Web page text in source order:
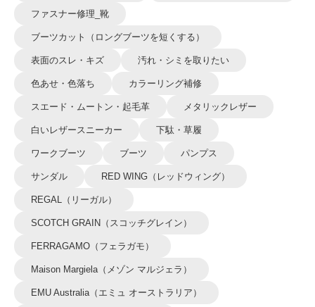
ファスナー修理_靴
ブーツカット（ロングブーツを短くする）
表面のスレ・キズ 汚れ・シミを取りたい
色あせ・色落ち カラーリング補修
スエード・ムートン・起毛革 メタリックレザー
白いレザースニーカー 下駄・草履
ワークブーツ ブーツ パンプス
サンダル RED WING（レッドウィング）
REGAL（リーガル）
SCOTCH GRAIN（スコッチグレイン）
FERRAGAMO（フェラガモ）
Maison Margiela（メゾン マルジェラ）
EMU Australia（エミュ オーストラリア）